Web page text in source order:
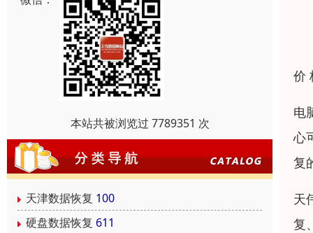
本站共被浏览过 7789351 次
天津数据恢复 100
硬盘数据恢复 611
价
电
心
复
天
复